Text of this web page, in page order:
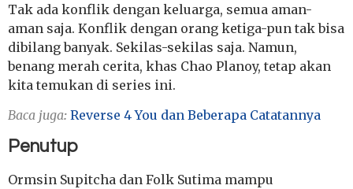
Tak ada konflik dengan keluarga, semua aman-
aman saja. Konflik dengan orang ketiga-pun tak bisa
dibilang banyak. Sekilas-sekilas saja. Namun,
benang merah cerita, khas Chao Planoy, tetap akan
kita temukan di series ini.
Baca juga: Reverse 4 You dan Beberapa Catatannya
Penutup
Ormsin Supitcha dan Folk Sutima mampu